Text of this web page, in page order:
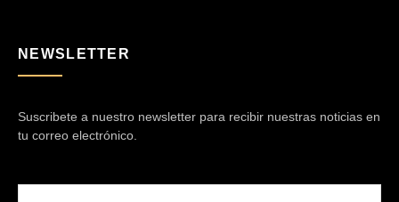
NEWSLETTER
Suscribete a nuestro newsletter para recibir nuestras noticias en
tu correo electrónico.